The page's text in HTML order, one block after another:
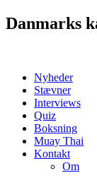
Videre
til
Danmarks
Nyheder
Stævner
Interviews
Quiz
Boksning
Muay Thai
Kontakt
Om